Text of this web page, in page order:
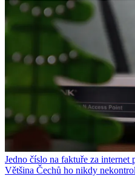
Jedno číslo na faktuře za internet
Většina Čechů ho nikdy